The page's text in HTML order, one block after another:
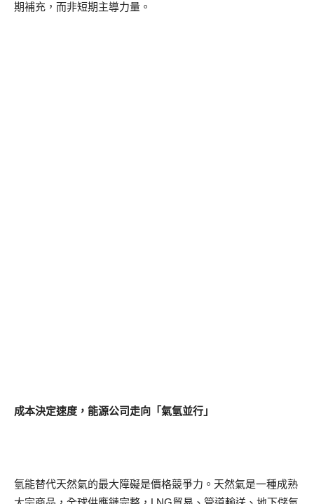
期補充，而非短期主導力量。
成本決定速度，能源公司走向「氣氫並行」
氫能替代天然氣的最大障礙是價格競爭力。天然氣是一種成熟